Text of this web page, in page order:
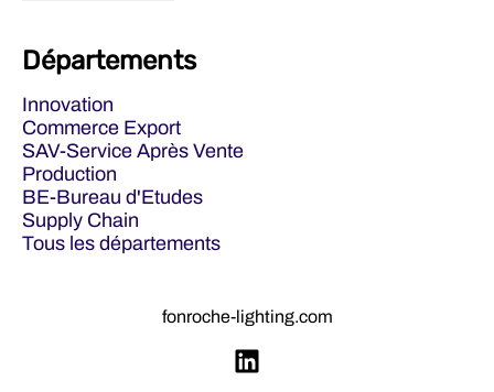
Départements
Innovation
Commerce Export
SAV-Service Après Vente
Production
BE-Bureau d'Etudes
Supply Chain
Tous les départements
fonroche-lighting.com